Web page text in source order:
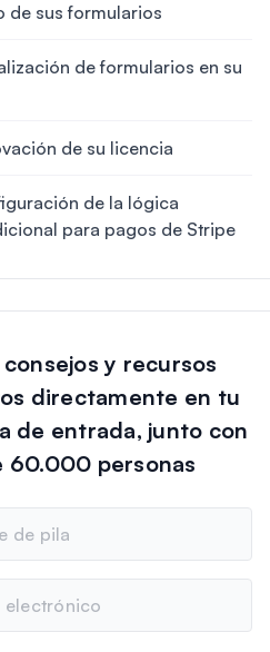
de sus formularios
de formularios en su
de su licencia
de la lógica
para pagos de Stripe
consejos y recursos
directamente en tu
de entrada, junto con
60.000 personas